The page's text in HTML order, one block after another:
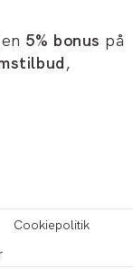
5% bonus på
,
Cookiepolitik